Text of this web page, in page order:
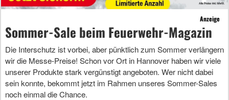
Anzeige
Sommer-Sale beim Feuerwehr-Magazin
Die Interschutz ist vorbei, aber pünktlich zum Sommer verlängern
wir die Messe-Preise! Schon vor Ort in Hannover haben wir viele
unserer Produkte stark vergünstigt angeboten. Wer nicht dabei
sein konnte, bekommt jetzt im Rahmen unseres Sommer-Sales
noch einmal die Chance.